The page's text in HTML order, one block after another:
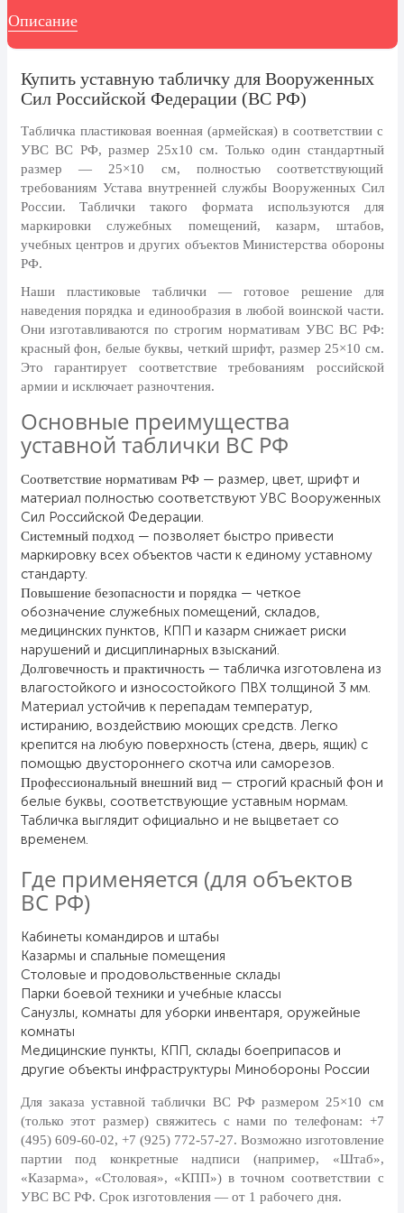
день
27 марта, День театра
1 апреля, День смеха
благоустройству
День геолога (первое воскресенье
апреля)
Светлая Пасха
12 апреля, День космонавтики
18 апреля, Дни исторического и
1 мая, праздник Весны и Труда
6 мая, День герба и флага города
Москвы
9 мая, День Победы
24 мая, День славянской
письменности и культуры
1 июня, День защиты детей
8 июня, День социального работника
12 июня, День России
День медицинского работника
22 июня, День памяти и скорби
Выпускной для школ и ВУЗов
29 июня, День партизан и
подпольщиков
3 июля, День ГАИ (ГИБДД)
8 июля, День Семьи Любви и
Верности
День рыбака (второе воскресенье
июля)
28 июля, День Крещения Руси
2 августа, День ВДВ
Описание
Купить уставную табличку для Вооруженных
Сил Российской Федерации (ВС РФ)
Табличка пластиковая военная (армейская) в соответствии с
УВС ВС РФ, размер 25х10 см. Только один стандартный
размер — 25×10 см, полностью соответствующий
требованиям Устава внутренней службы Вооруженных Сил
России. Таблички такого формата используются для
маркировки служебных помещений, казарм, штабов,
учебных центров и других объектов Министерства обороны
РФ.
Наши пластиковые таблички — готовое решение для
наведения порядка и единообразия в любой воинской части.
Они изготавливаются по строгим нормативам УВС ВС РФ:
красный фон, белые буквы, четкий шрифт, размер 25×10 см.
Это гарантирует соответствие требованиям российской
армии и исключает разночтения.
Основные преимущества
уставной таблички ВС РФ
Соответствие нормативам РФ— размер, цвет, шрифт и
материал полностью соответствуют УВС Вооруженных
Сил Российской Федерации.
Системный подход— позволяет быстро привести
маркировку всех объектов части к единому уставному
стандарту.
Повышение безопасности и порядка— четкое
обозначение служебных помещений, складов,
медицинских пунктов, КПП и казарм снижает риски
нарушений и дисциплинарных взысканий.
Долговечность и практичность— табличка изготовлена из
влагостойкого и износостойкого ПВХ толщиной 3 мм.
Материал устойчив к перепадам температур,
истиранию, воздействию моющих средств. Легко
крепится на любую поверхность (стена, дверь, ящик) с
помощью двустороннего скотча или саморезов.
Профессиональный внешний вид— строгий красный фон и
белые буквы, соответствующие уставным нормам.
Табличка выглядит официально и не выцветает со
временем.
Где применяется (для объектов
ВС РФ)
Кабинеты командиров и штабы
Казармы и спальные помещения
Столовые и продовольственные склады
Парки боевой техники и учебные классы
Санузлы, комнаты для уборки инвентаря, оружейные
комнаты
Медицинские пункты, КПП, склады боеприпасов и
другие объекты инфраструктуры Минобороны России
Для заказа уставной таблички ВС РФ размером 25×10 см
(только этот размер) свяжитесь с нами по телефонам: +7
(495) 609-60-02, +7 (925) 772-57-27. Возможно изготовление
партии под конкретные надписи (например, «Штаб»,
«Казарма», «Столовая», «КПП») в точном соответствии с
УВС ВС РФ. Срок изготовления — от 1 рабочего дня.